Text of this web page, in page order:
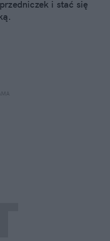
i stać się